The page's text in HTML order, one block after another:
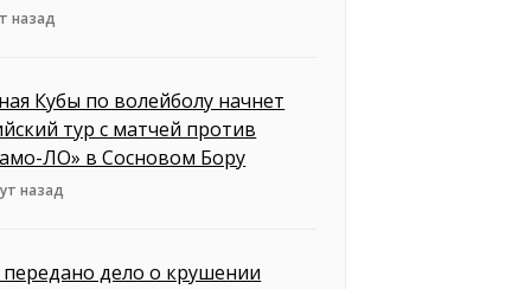
назад
Кубы по волейболу начнет
тур с матчей против
ЛО» в Сосновом Бору
назад
передано дело о крушении